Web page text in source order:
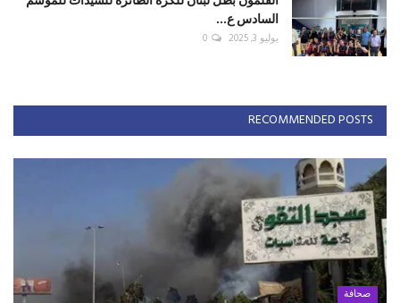
السادس ع...
يوليو 3, 2025 0
RECOMMENDED POSTS
صحافة